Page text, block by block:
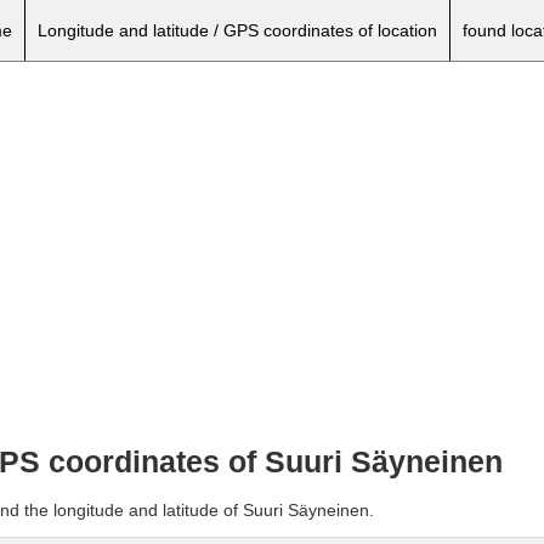
Longitude and latitude / GPS coordinates of location found
coordinates of Suuri Säyneinen
the longitude and latitude of Suuri Säyneinen.